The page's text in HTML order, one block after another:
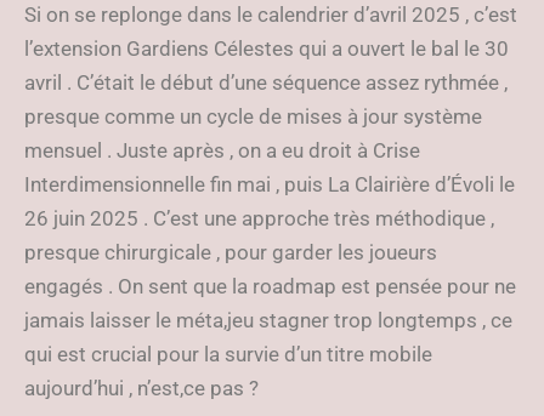
Si on se replonge dans le calendrier d’avril 2025 , c’est
l’extension Gardiens Célestes qui a ouvert le bal le 30
avril . C’était le début d’une séquence assez rythmée ,
presque comme un cycle de mises à jour système
mensuel . Juste après , on a eu droit à Crise
Interdimensionnelle fin mai , puis La Clairière d’Évoli le
26 juin 2025 . C’est une approche très méthodique ,
presque chirurgicale , pour garder les joueurs
engagés . On sent que la roadmap est pensée pour ne
jamais laisser le méta,jeu stagner trop longtemps , ce
qui est crucial pour la survie d’un titre mobile
aujourd’hui , n’est,ce pas ?